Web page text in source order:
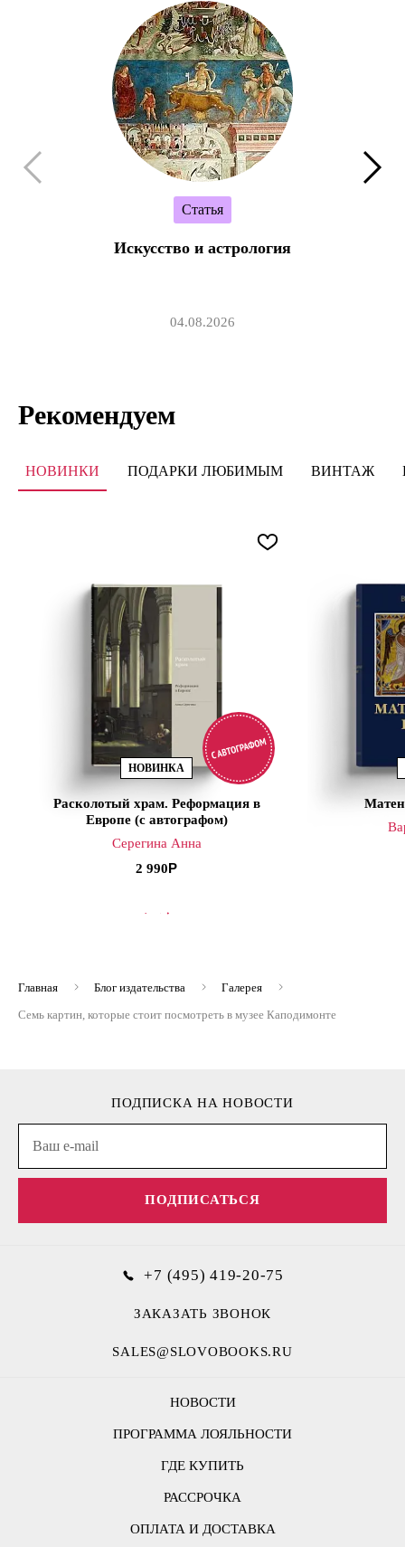
Статья
Искусство и астрология
04.08.2026
Рекомендуем
НОВИНКИ ПОДАРКИ ЛЮБИМЫМ ВИНТАЖ
НОВИНКА
Расколотый храм. Реформация в
Европе (с автографом)
Серегина Анна
2 990
В КОРЗИНУ
Главная Блог издательства
Галерея
Семь картин, которые стоит посмотреть в музее Каподимонте
НОВОСТИ
ПРОГРАММА ЛОЯЛЬНОСТИ
ГДЕ КУПИТЬ
РАССРОЧКА
ОПЛАТА И ДОСТАВКА
ПОДПИСКА НА НОВОСТИ
ПОДПИСАТЬСЯ
+7 (495) 419-20-75
ЗАКАЗАТЬ ЗВОНОК
SALES@SLOVOBOOKS.RU